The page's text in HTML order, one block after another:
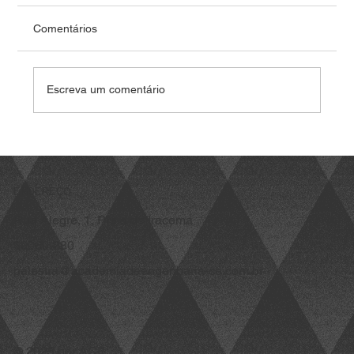
<p>1. Sobre a Academia Cearense de
Engenharia A Academia Cearense de
Comentários
Escreva um comentário
ENDEREÇO
Rua Alegre, 1, Praia de Iracema
60060-280
palestra@academiadeengenharia-ce.com.br